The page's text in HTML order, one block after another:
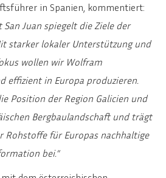
in Spanien, kommentiert:
Juan spiegelt die Ziele der
starker lokaler Unterstützung und
wollen wir Wolfram
effizient in Europa produzieren.
Position der Region Galicien und
Bergbaulandschaft und trägt
Rohstoffe für Europas nachhaltige
bei.“